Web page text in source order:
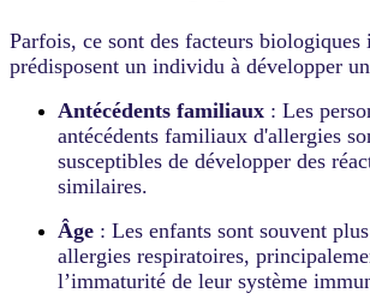
Parfois, ce sont des facteurs biologiques
prédisposent un individu à développer
Antécédents familiaux : Les
antécédents familiaux d'allergies
susceptibles de développer des
similaires.
Âge : Les enfants sont souvent
allergies respiratoires,
l’immaturité de leur système